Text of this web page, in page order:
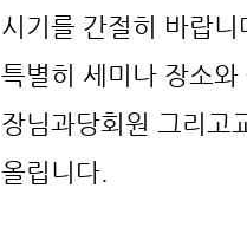
시기를 간절히 바랍니
특별히 세미나 장소
장님과당회원 그리고
올립니다.